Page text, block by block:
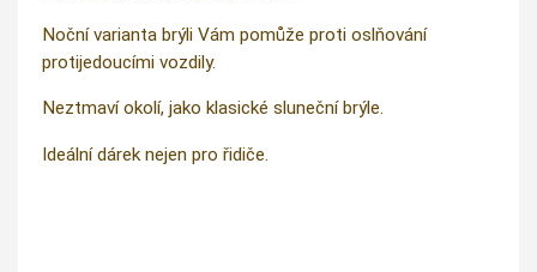
Noční varianta brýli Vám pomůže proti oslňování
protijedoucími vozdily.
Neztmaví okolí, jako klasické sluneční brýle.
Ideální dárek nejen pro řidiče.